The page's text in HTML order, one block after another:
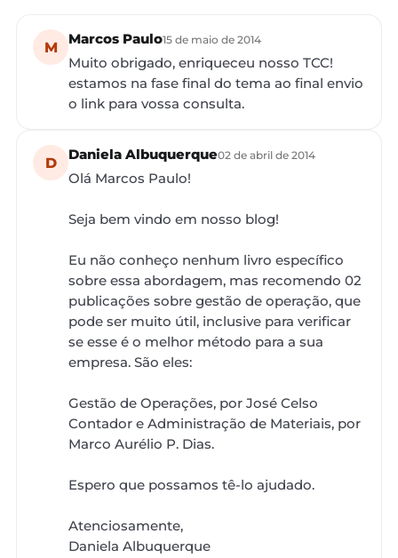
M Marcos Paulo15 de maio de 2014
Muito obrigado, enriqueceu nosso TCC!
estamos na fase final do tema ao final envio
o link para vossa consulta.
D Daniela Albuquerque02 de abril de 2014
Olá Marcos Paulo!
Seja bem vindo em nosso blog!
Eu não conheço nenhum livro específico
sobre essa abordagem, mas recomendo 02
publicações sobre gestão de operação, que
pode ser muito útil, inclusive para verificar
se esse é o melhor método para a sua
empresa. São eles:
Gestão de Operações, por José Celso
Contador e Administração de Materiais, por
Marco Aurélio P. Dias.
Espero que possamos tê-lo ajudado.
Atenciosamente,
Daniela Albuquerque